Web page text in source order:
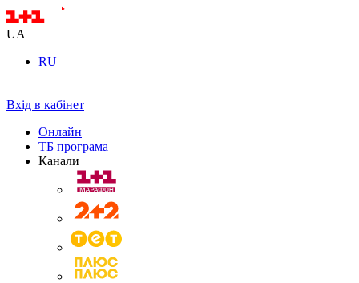
UA
RU
Вхід в кабінет
Онлайн
ТБ програма
Канали